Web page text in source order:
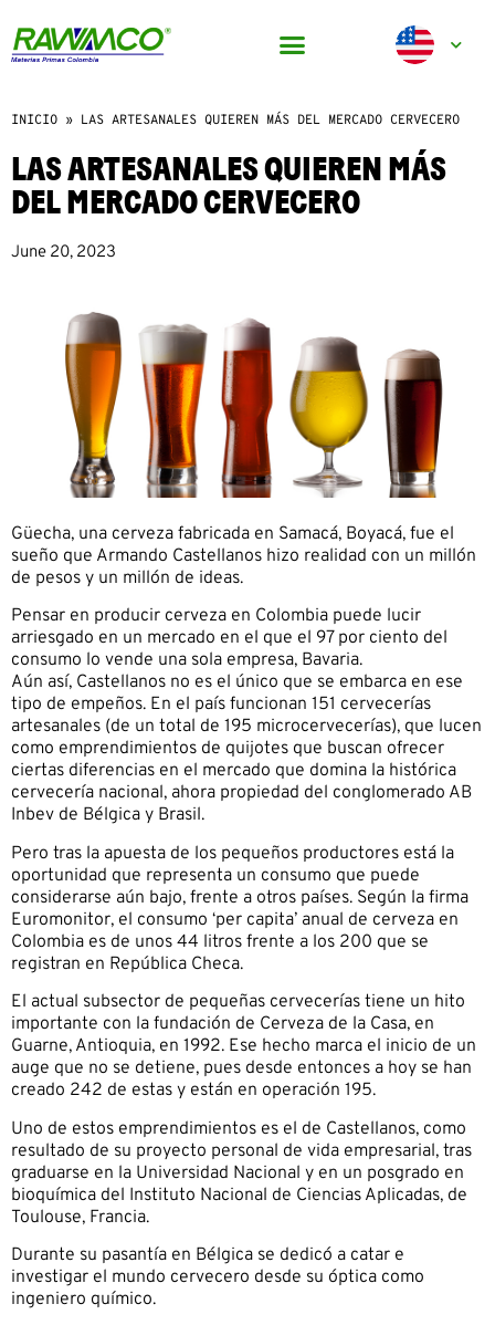
INICIO » LAS ARTESANALES QUIEREN MÁS DEL MERCADO CERVECERO
LAS ARTESANALES QUIEREN MÁS
DEL MERCADO CERVECERO
June 20, 2023
Güecha, una cerveza fabricada en Samacá, Boyacá, fue el
sueño que Armando Castellanos hizo realidad con un millón
de pesos y un millón de ideas.
Pensar en producir cerveza en Colombia puede lucir
arriesgado en un mercado en el que el 97 por ciento del
consumo lo vende una sola empresa, Bavaria.
Aún así, Castellanos no es el único que se embarca en ese
tipo de empeños. En el país funcionan 151 cervecerías
artesanales (de un total de 195 microcervecerías), que lucen
como emprendimientos de quijotes que buscan ofrecer
ciertas diferencias en el mercado que domina la histórica
cervecería nacional, ahora propiedad del conglomerado AB
Inbev de Bélgica y Brasil.
Pero tras la apuesta de los pequeños productores está la
oportunidad que representa un consumo que puede
considerarse aún bajo, frente a otros países. Según la firma
Euromonitor, el consumo ‘per capita’ anual de cerveza en
Colombia es de unos 44 litros frente a los 200 que se
registran en República Checa.
El actual subsector de pequeñas cervecerías tiene un hito
importante con la fundación de Cerveza de la Casa, en
Guarne, Antioquia, en 1992. Ese hecho marca el inicio de un
auge que no se detiene, pues desde entonces a hoy se han
creado 242 de estas y están en operación 195.
Uno de estos emprendimientos es el de Castellanos, como
resultado de su proyecto personal de vida empresarial, tras
graduarse en la Universidad Nacional y en un posgrado en
bioquímica del Instituto Nacional de Ciencias Aplicadas, de
Toulouse, Francia.
Durante su pasantía en Bélgica se dedicó a catar e
investigar el mundo cervecero desde su óptica como
ingeniero químico.